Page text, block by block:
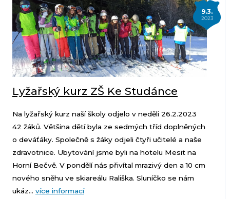
9.3.
2023
Lyžařský kurz ZŠ Ke Studánce
Na lyžařský kurz naší školy odjelo v neděli 26.2.2023
42 žáků. Většina dětí byla ze sedmých tříd doplněných
o deváťáky. Společně s žáky odjeli čtyři učitelé a naše
zdravotnice. Ubytování jsme byli na hotelu Mesit na
Horní Bečvě. V pondělí nás přivítal mrazivý den a 10 cm
nového sněhu ve skiareálu Rališka. Sluníčko se nám
ukáz... více informací